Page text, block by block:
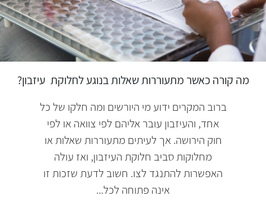
מה קורה כאשר מתעוררות שאלות בנוגע לחלוקת עיזבון?
ברוב המקרים ידוע מי היורשים ומה חלקו של כל
אחד, והעיזבון עובר אליהם לפי צוואה או לפי
חוק הירושה. אך לעיתים מתעוררות שאלות או
מחלוקות סביב חלוקת העיזבון, ואז עולה
האפשרות להתנגד לצו. חשוב לדעת שזכות זו
אינה פתוחה לכל...